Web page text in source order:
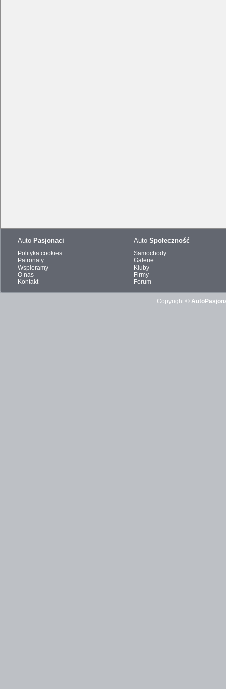
Auto Pasjonaci
Polityka cookies
Patronaty
Wspieramy
O nas
Kontakt
Auto Społeczność
Samochody
Galerie
Kluby
Firmy
Forum
Copyright ©